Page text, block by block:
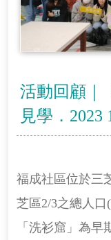
活動回顧｜
見學．2023
福成社區位於三
芝區2/3之總人
「洗衫窟」為